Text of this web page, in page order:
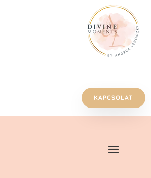
KAPCSOLAT